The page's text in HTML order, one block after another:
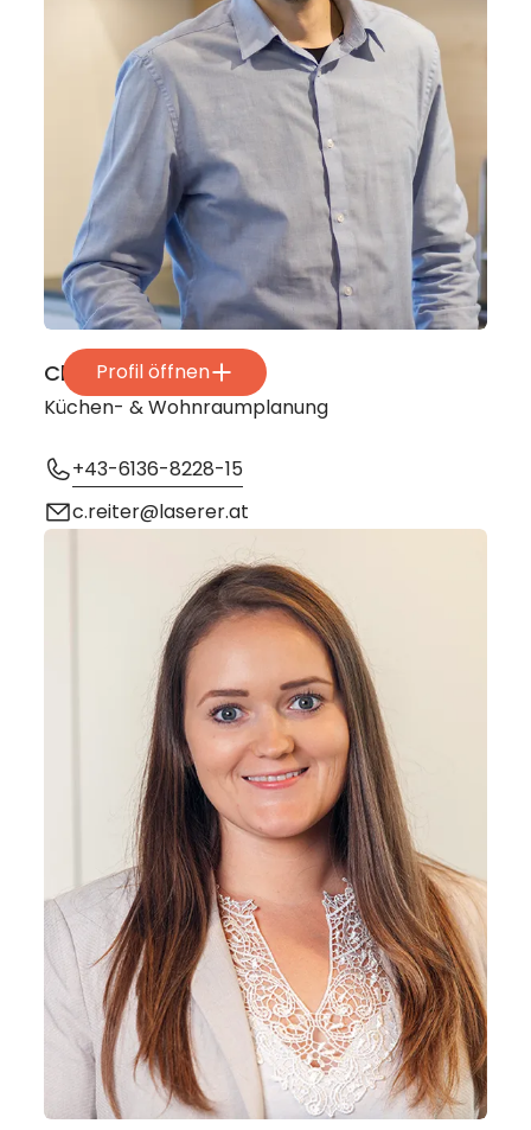
Profil öffnen
Christoph Reiter
Küchen- & Wohnraumplanung
+43-6136-8228-15
c.reiter@laserer.at